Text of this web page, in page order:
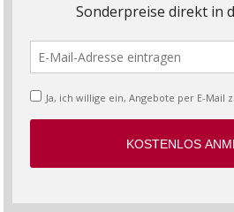
Last Minute Kreuzfahrten
Kreuzfahrten mit Flug
Flusskreuzfahrten
Minikreuzfahrten